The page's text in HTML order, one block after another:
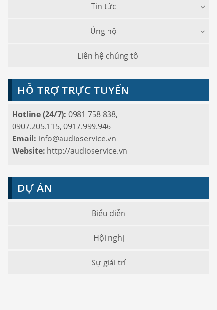
Tin tức
Ủng hộ
Liên hệ chúng tôi
HỖ TRỢ TRỰC TUYẾN
Hotline (24/7): 0981 758 838,
0907.205.115, 0917.999.946
Email: info@audioservice.vn
Website: http://audioservice.vn
DỰ ÁN
Biểu diễn
Hội nghị
Sự giải trí